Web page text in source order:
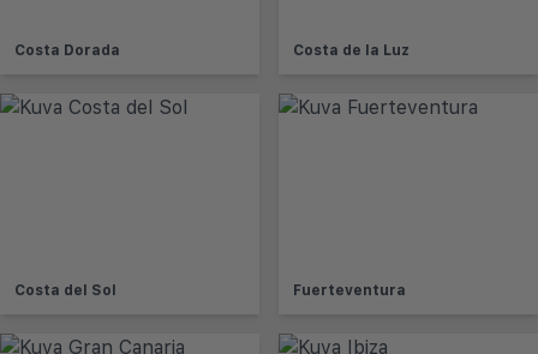
Costa Dorada Costa de la Luz
Costa del Sol Fuerteventura